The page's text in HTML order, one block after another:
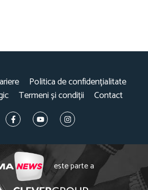
Politica de confidențialitate
Termeni și condiții Contact
este parte a